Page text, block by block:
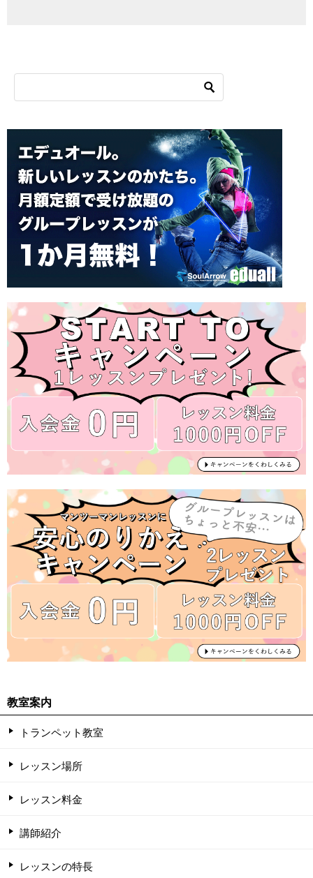
教室案内
トランペット教室
レッスン場所
レッスン料金
講師紹介
レッスンの特長